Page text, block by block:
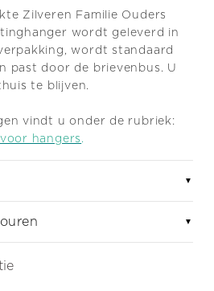
Zilveren Familie Ouders
wordt geleverd in
wordt standaard
past door de brievenbus. U
te blijven.
vindt u onder de rubriek:
hangers .
▼
▼